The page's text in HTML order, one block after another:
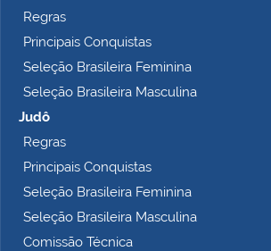
Regras
Principais Conquistas
Seleção Brasileira Feminina
Seleção Brasileira Masculina
Judô
Regras
Principais Conquistas
Seleção Brasileira Feminina
Seleção Brasileira Masculina
Comissão Técnica